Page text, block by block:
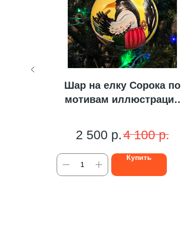
Шар на елку Сорока по
мотивам иллюстраций
2 500 р.4 100 р.
Купить